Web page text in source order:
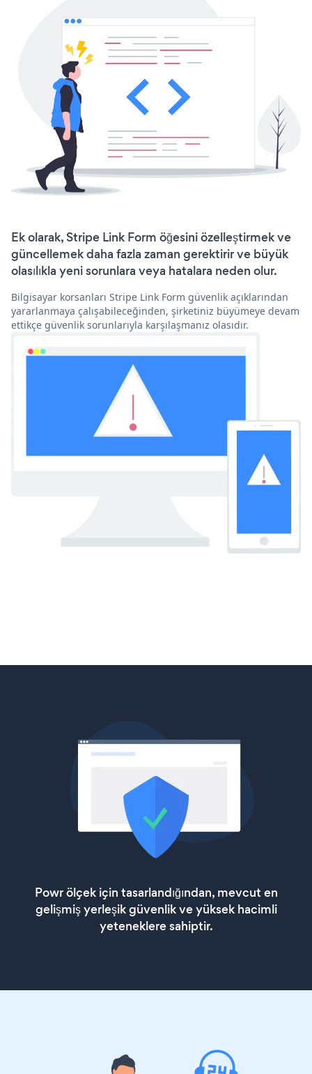
Ek olarak, Stripe Link Form öğesini özelleştirmek ve
güncellemek daha fazla zaman gerektirir ve büyük
olasılıkla yeni sorunlara veya hatalara neden olur.
Bilgisayar korsanları Stripe Link Form güvenlik açıklarından
yararlanmaya çalışabileceğinden, şirketiniz büyümeye devam
ettikçe güvenlik sorunlarıyla karşılaşmanız olasıdır.
Powr ölçek için tasarlandığından, mevcut en
gelişmiş yerleşik güvenlik ve yüksek hacimli
yeteneklere sahiptir.